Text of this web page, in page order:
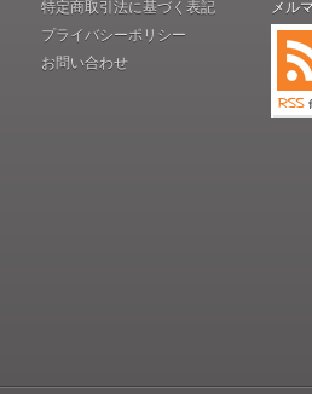
特定商取引法に基づく表記
プライバシーポリシー
お問い合わせ
メル